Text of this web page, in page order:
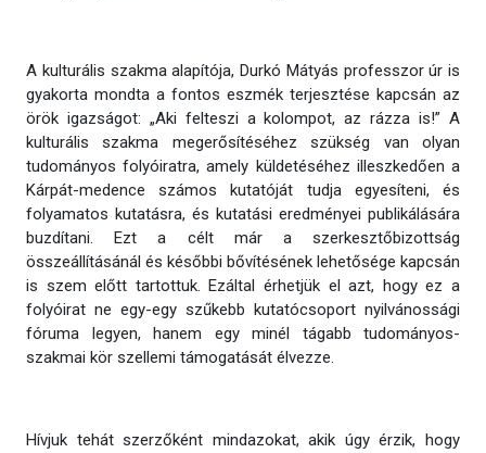
A kulturális szakma alapítója, Durkó Mátyás professzor úr is
gyakorta mondta a fontos eszmék terjesztése kapcsán az
örök igazságot: „Aki felteszi a kolompot, az rázza is!” A
kulturális szakma megerősítéséhez szükség van olyan
tudományos folyóiratra, amely küldetéséhez illeszkedően a
Kárpát-medence számos kutatóját tudja egyesíteni, és
folyamatos kutatásra, és kutatási eredményei publikálására
buzdítani. Ezt a célt már a szerkesztőbizottság
összeállításánál és későbbi bővítésének lehetősége kapcsán
is szem előtt tartottuk. Ezáltal érhetjük el azt, hogy ez a
folyóirat ne egy-egy szűkebb kutatócsoport nyilvánossági
fóruma legyen, hanem egy minél tágabb tudományos-
szakmai kör szellemi támogatását élvezze.
Hívjuk tehát szerzőként mindazokat, akik úgy érzik, hogy